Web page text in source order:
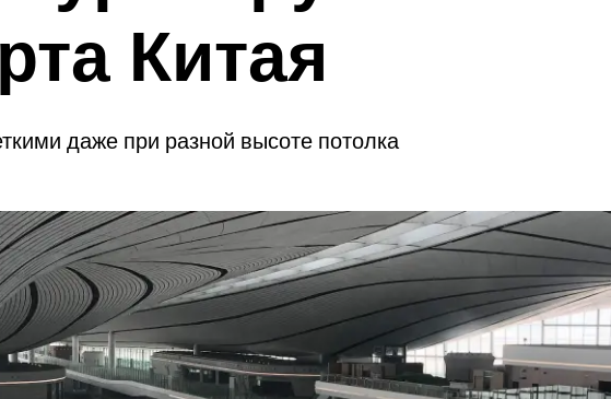
Китая
даже при разной высоте потолка